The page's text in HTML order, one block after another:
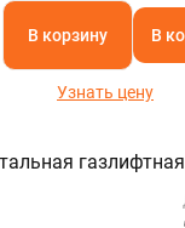
В корзину В
Узнать цену